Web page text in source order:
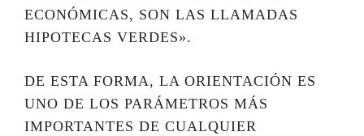
ECONÓMICAS, SON LAS LLAMADAS
HIPOTECAS VERDES».
DE ESTA FORMA, LA ORIENTACIÓN ES
UNO DE LOS PARÁMETROS MÁS
IMPORTANTES DE CUALQUIER